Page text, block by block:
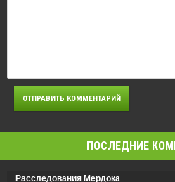
ПОСЛЕДНИЕ
Расследования Мердока